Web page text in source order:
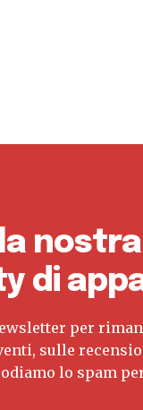
nostra
di
per
sulle
lo spam